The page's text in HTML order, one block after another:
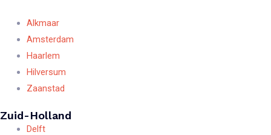
Alkmaar
Amsterdam
Haarlem
Hilversum
Zaanstad
Zuid-Holland
Delft